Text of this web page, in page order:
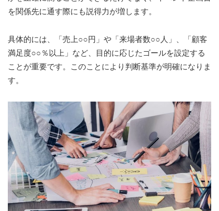
を関係先に通す際にも説得力が増します。
具体的には、「売上○○円」や「来場者数○○人」、「顧客
満足度○○％以上」など、目的に応じたゴールを設定する
ことが重要です。このことにより判断基準が明確になりま
す。